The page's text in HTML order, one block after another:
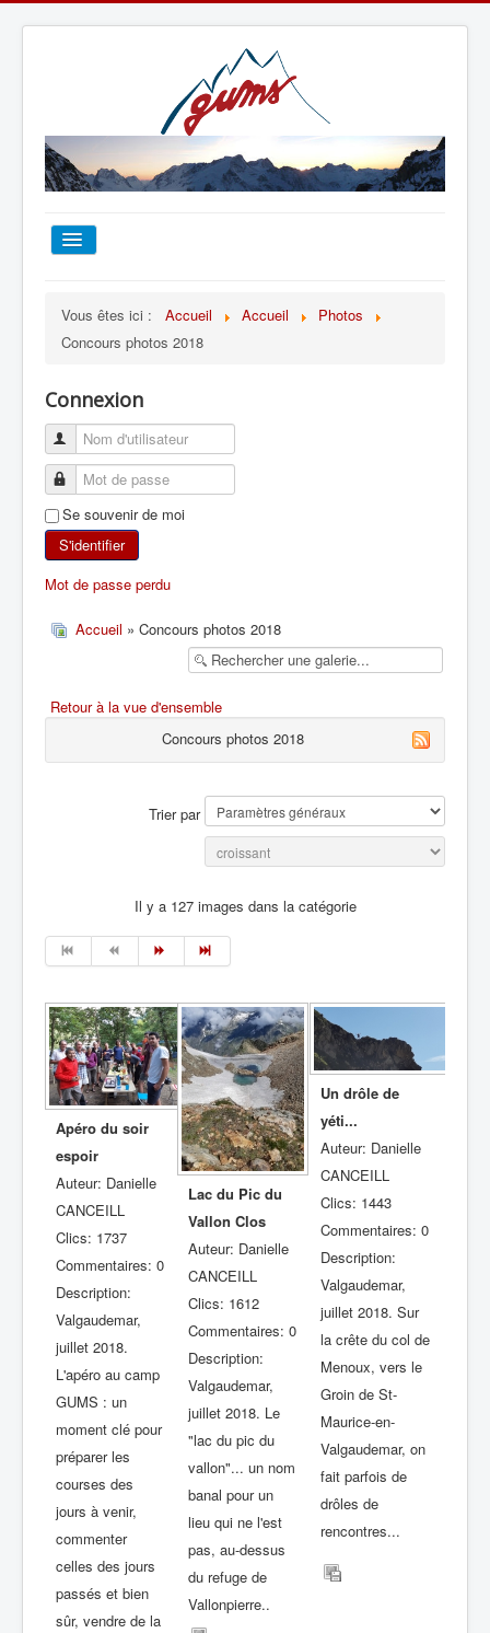
TOUT SUR LE GUMS
ESCALADE
ALPINISME
SKI DE RANDONNÉE
RANDONNÉE SPORTIVE
Vous êtes ici : Accueil Accueil
Photos
Concours photos 2018
Connexion
Se souvenir de moi
S'identifier
Mot de passe perdu
Accueil » Concours photos 2018
Retour à la vue d'ensemble
Concours photos 2018
Trier par
Il y a 127 images dans la catégorie
Apéro du soir
espoir
Auteur: Danielle
CANCEILL
Clics: 1737
Commentaires: 0
Description:
Valgaudemar,
juillet 2018.
L'apéro au camp
GUMS : un
moment clé pour
préparer les
courses des
jours à venir,
commenter
celles des jours
passés et bien
sûr, vendre de la
Lac du Pic du
Vallon Clos
Auteur: Danielle
CANCEILL
Clics: 1612
Commentaires: 0
Description:
Valgaudemar,
juillet 2018. Le
"lac du pic du
vallon"... un nom
banal pour un
lieu qui ne l'est
pas, au-dessus
du refuge de
Vallonpierre..
Un drôle de
yéti...
Auteur: Danielle
CANCEILL
Clics: 1443
Commentaires: 0
Description:
Valgaudemar,
juillet 2018. Sur
la crête du col de
Menoux, vers le
Groin de St-
Maurice-en-
Valgaudemar, on
fait parfois de
drôles de
rencontres...